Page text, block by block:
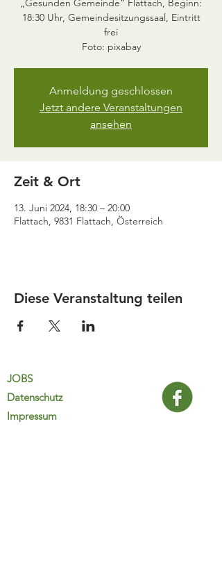
„Gesunden Gemeinde“ Flattach, Beginn:
18:30 Uhr, Gemeindesitzungssaal, Eintritt
frei
Foto: pixabay
Anmeldung geschlossen
Jetzt andere Veranstaltungen
ansehen
Zeit & Ort
13. Juni 2024, 18:30 – 20:00
Flattach, 9831 Flattach, Österreich
Diese Veranstaltung teilen
JOBS
Datenschutz
Impressum